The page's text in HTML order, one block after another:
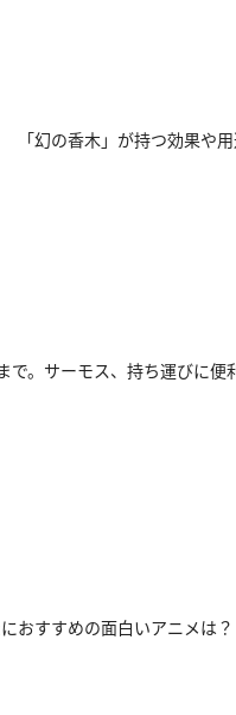
「幻の香木」が持つ効果や
で。サーモス、持ち運びに便
おすすめの面白いアニメは？